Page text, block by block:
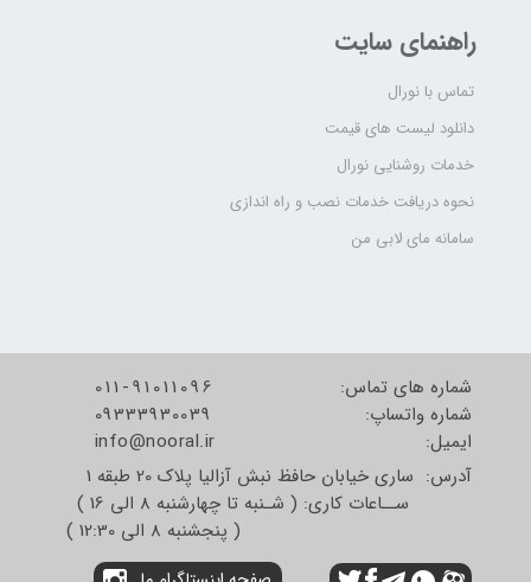
راهنمای سایت
تماس با نورال
دانلود لیست های قیمت
خدمات روشنایی نورال
نحوه دریافت خدمات نصب و راه اندازی
سامانه مای لابی من
شماره های تماس:
شماره واتساپ:
​​​​​​​ایمیل:
011-91011096
09333930039
info@nooral.ir
آدرس: ساری خیابان حافظ نبش آزالیا پلاک 20 طبقه 1
ســاعات کاری: ( شـنبه تا چهارشنبه 8 الی 16 )
( پنجشنبه 8 الی 12:30 )